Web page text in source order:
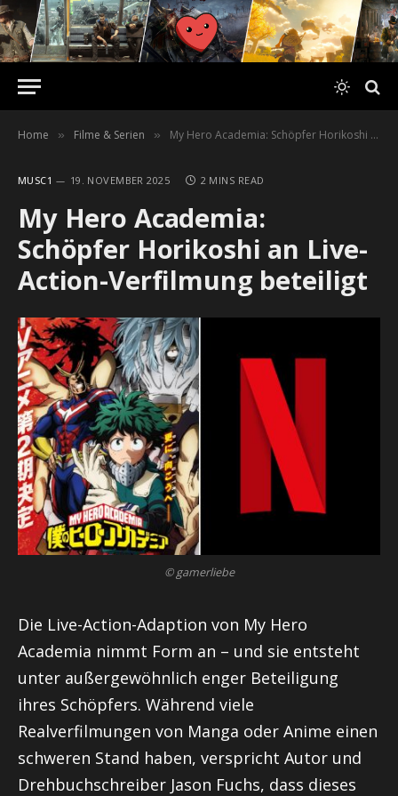
Home » Filme & Serien » My Hero Academia: Schöpfer Horikoshi an Live-Action-Verfilmung beteiligt
MUSC1 19. NOVEMBER 2025 2 MINS READ
My Hero Academia:
Schöpfer Horikoshi an Live-
Action-Verfilmung beteiligt
© gamerliebe
Die Live-Action-Adaption von My Hero
Academia nimmt Form an – und sie entsteht
unter außergewöhnlich enger Beteiligung
ihres Schöpfers. Während viele
Realverfilmungen von Manga oder Anime einen
schweren Stand haben, verspricht Autor und
Drehbuchschreiber Jason Fuchs, dass dieses